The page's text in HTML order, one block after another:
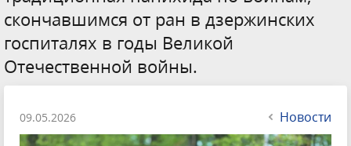
скончавшимся от ран в дзержинских
госпиталях в годы Великой
Отечественной войны.
09.05.2026 Новости